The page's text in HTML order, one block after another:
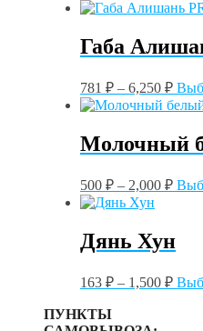
Габа
781 ₽ – 6,250 ₽
Молочный
500 ₽ – 2,000 ₽
Дянь Хун
163 ₽ – 1,500 ₽
ПУНКТЫ